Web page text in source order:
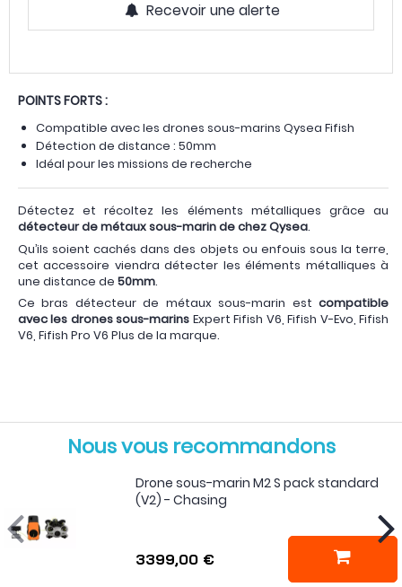
Recevoir une alerte
POINTS FORTS :
Compatible avec les drones sous-marins Qysea Fifish
Détection de distance : 50mm
Idéal pour les missions de recherche
Détectez et récoltez les éléments métalliques grâce au
détecteur de métaux sous-marin de chez Qysea.
Qu’ils soient cachés dans des objets ou enfouis sous la terre,
cet accessoire viendra détecter les éléments métalliques à
une distance de 50mm.
Ce bras détecteur de métaux sous-marin est compatible
avec les drones sous-marins Expert Fifish V6, Fifish V-Evo, Fifish
V6, Fifish Pro V6 Plus de la marque.
Nous vous recommandons
Drone sous-marin M2 S pack standard
(V2) - Chasing
3399,00 €